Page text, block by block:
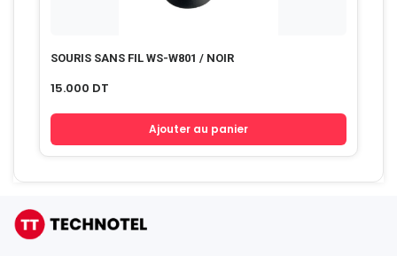
SOURIS SANS FIL WS-W801 / NOIR
15.000 DT
Ajouter au panier